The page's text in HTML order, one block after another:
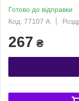
Готово до відправки
Код: 77107 A
267 ₴